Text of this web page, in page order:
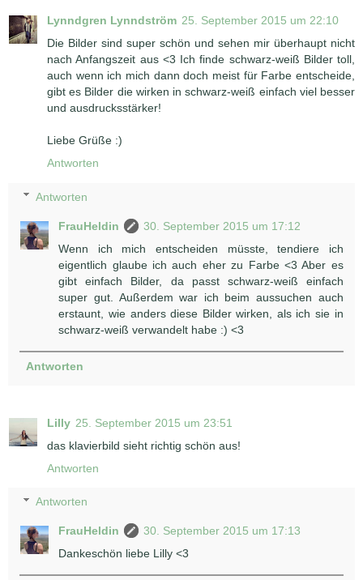
Lynndgren Lynndström 25. September 2015 um 22:10
Die Bilder sind super schön und sehen mir überhaupt nicht
nach Anfangszeit aus <3 Ich finde schwarz-weiß Bilder toll,
auch wenn ich mich dann doch meist für Farbe entscheide,
gibt es Bilder die wirken in schwarz-weiß einfach viel besser
und ausdrucksstärker!
Liebe Grüße :)
Antworten
Antworten
FrauHeldin
30. September 2015 um 17:12
Wenn ich mich entscheiden müsste, tendiere ich
eigentlich glaube ich auch eher zu Farbe <3 Aber es
gibt einfach Bilder, da passt schwarz-weiß einfach
super gut. Außerdem war ich beim aussuchen auch
erstaunt, wie anders diese Bilder wirken, als ich sie in
schwarz-weiß verwandelt habe :) <3
Antworten
Lilly 25. September 2015 um 23:51
das klavierbild sieht richtig schön aus!
Antworten
Antworten
FrauHeldin
30. September 2015 um 17:13
Dankeschön liebe Lilly <3